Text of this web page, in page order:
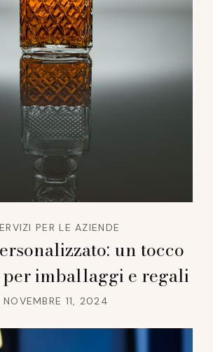
PER LE AZIENDE
un tocco
imballaggi e regali
NOVEMBRE 11, 2024